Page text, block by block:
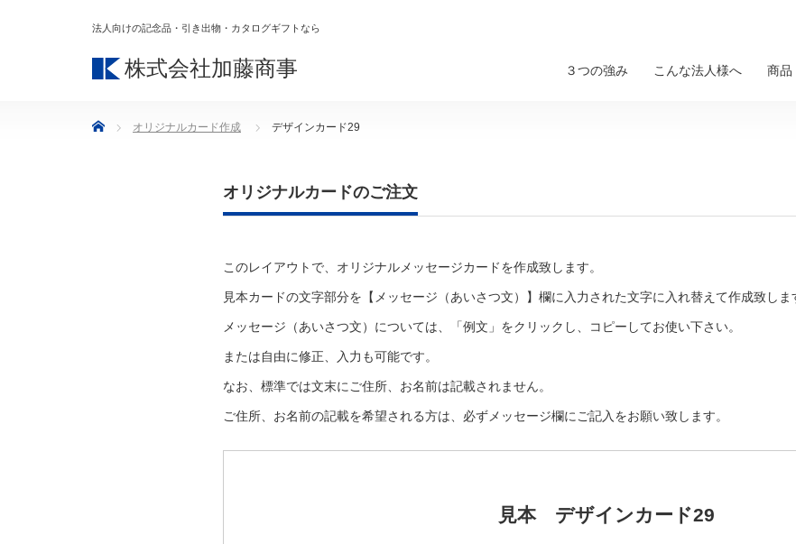
株式会社加藤商事
法人向けの記念品・引き出物・カタログギフトなら
３つの強み こんな法人様へ 商品
Home オリジナルカード作成 デザインカード29
オリジナルカードのご注文
このレイアウトで、オリジナルメッセージカードを作成致します。
見本カードの文字部分を【メッセージ（あいさつ文）】欄に入力された文字に入れ替えて作成致しま
メッセージ（あいさつ文）については、「例文」をクリックし、コピーしてお使い下さい。
または自由に修正、入力も可能です。
なお、標準では文末にご住所、お名前は記載されません。
ご住所、お名前の記載を希望される方は、必ずメッセージ欄にご記入をお願い致します。
見本 デザインカード29